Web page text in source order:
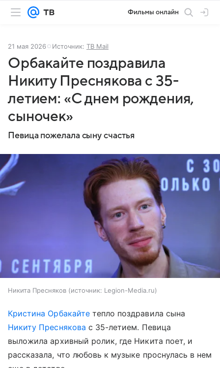
Фильмы онлайн
21 мая 2026 Источник: ТВ Mail
Орбакайте поздравила
Никиту Преснякова с 35-
летием: «С днем рождения,
сыночек»
Певица пожелала сыну счастья
Никита Пресняков источник: Legion-Media.ru
Кристина Орбакайтетепло поздравила сына
Никиту Преснякова с 35-летием. Певица
выложила архивный ролик, где Никита поет, и
рассказала, что любовь к музыке проснулась в нем